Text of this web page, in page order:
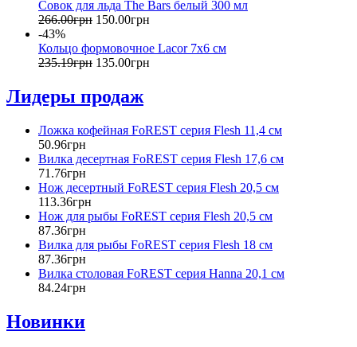
Совок для льда The Bars белый 300 мл
266.00грн 150.00грн
-43%
Кольцо формовочное Lacor 7х6 cм
235.19грн 135.00грн
Лидеры продаж
Ложка кофейная FoREST серия Flesh 11,4 см
50.96грн
Вилка десертная FoREST серия Flesh 17,6 см
71 .76грн
Нож десертный FoREST серия Flesh 20,5 см
113.36грн
Нож для рыбы FoREST серия Flesh 20,5 см
87.36грн
Вилка для рыбы FoREST серия Flesh 18 см
87.36грн
Вилка столовая FoREST серия Hanna 20,1 см
84.24грн
Новинки